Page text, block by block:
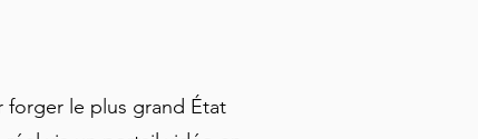
forger le plus grand État